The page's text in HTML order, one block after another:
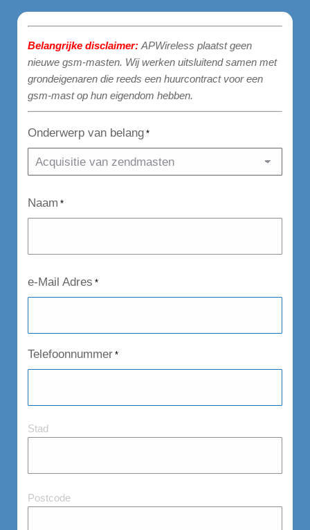
Belangrijke disclaimer: APWireless plaatst geen
nieuwe gsm-masten. Wij werken uitsluitend samen met
grondeigenaren die reeds een huurcontract voor een
gsm-mast op hun eigendom hebben.
Onderwerp van belang *
Naam *
e-Mail Adres *
Telefoonnummer *
Stad
Stad
Postcode